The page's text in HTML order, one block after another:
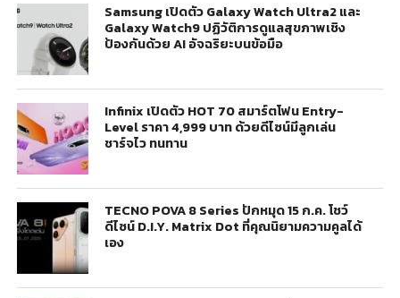
Samsung เปิดตัว Galaxy Watch Ultra2 และ
Galaxy Watch9 ปฏิวัติการดูแลสุขภาพเชิง
ป้องกันด้วย AI อัจฉริยะบนข้อมือ
Infinix เปิดตัว HOT 70 สมาร์ตโฟน Entry-
Level ราคา 4,999 บาท ด้วยดีไซน์มีลูกเล่น
ชาร์จไว ทนทาน
TECNO POVA 8 Series ปักหมุด 15 ก.ค. โชว์
ดีไซน์ D.I.Y. Matrix Dot ที่คุณนิยามความคูลได้
เอง